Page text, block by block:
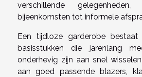
verschillende
bijeenkomsten tot informele
Een tijdloze garderobe
basisstukken die jarenlang
onderhevig zijn aan snel
aan goed passende blazers,